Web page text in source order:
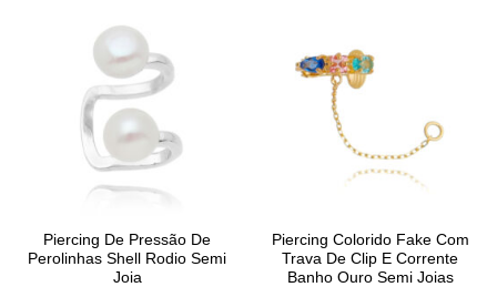
Piercing De Pressão De
Perolinhas Shell Rodio Semi
Joia
Piercing Colorido Fake Com
Trava De Clip E Corrente
Banho Ouro Semi Joias